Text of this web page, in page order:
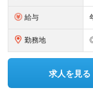
給与
勤務地
求人を見る